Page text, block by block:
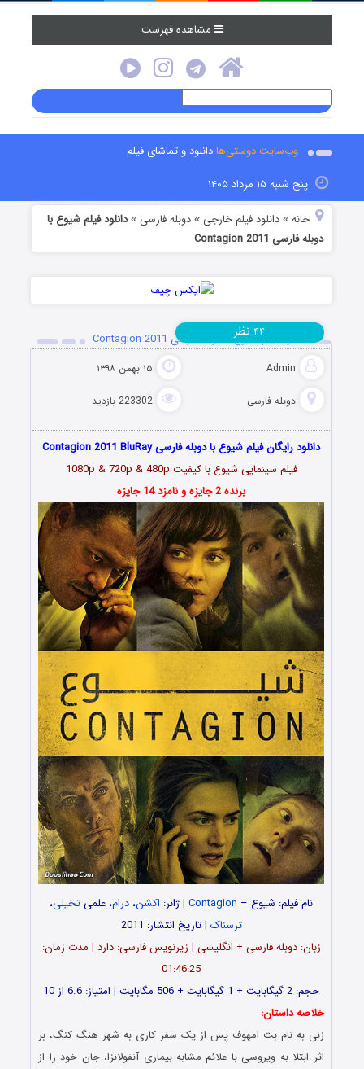
مشاهده فهرست
وب‌سایت دوستی‌هادانلود و تماشای فیلم
پنج شنبه ۱۵ مرداد ۱۴۰۵
خانه »دانلود فیلم خارجی »دوبله فارسی »دانلود فیلم شیوع با
دوبله فارسی Contagion 2011
دانلود فیلم شیوع با دوبله فارسی Contagion 2011
Admin ۱۵ بهمن ۱۳۹۸
دوبله فارسی 223302 بازدید
۴۴ نظر
دانلود رایگان فیلم شیوع با دوبله فارسی Contagion 2011 BluRay
فیلم سینمایی شیوع با کیفیت 1080p & 720p & 480p
برنده 2 جایزه و نامزد 14 جایزه
نام فیلم: شیوع – Contagion | ژانر: اکشن، درام، علمیتخیلی،
ترسناک | تاریخ انتشار: 2011
زبان: دوبله فارسی + انگلیسی | زیرنویس فارسی: دارد | مدت زمان:
01:46:25
حجم: 2 گیگابایت + 1 گیگابایت + 506 مگابایت | امتیاز: 6.6 از 10
خلاصه داستان:
زنی به نام بث امهوف پس از یک سفر کاری به شهر هنگ کنگ، بر
اثر ابتلا به ویروسی با علائم مشابه بیماری آنفولانزا، جان خود را از